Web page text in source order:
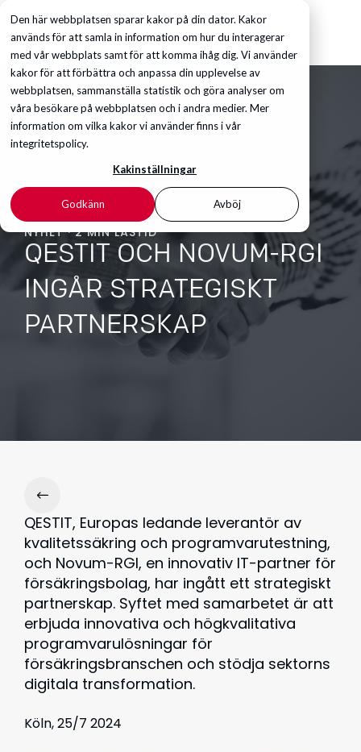
Den här webbplatsen sparar kakor på din dator. Kakor
används för att samla in information om hur du interagerar
med vår webbplats samt för att komma ihåg dig. Vi använder
kakor för att förbättra och anpassa din upplevelse av
webbplatsen, sammanställa statistik och göra analyser om
våra besökare på webbplatsen och i andra medier. Mer
information om vilka kakor vi använder finns i vår
integritetspolicy.
Kakinställningar
Godkänn Avböj
NYHET · 2 MIN LÄSTID
QESTIT OCH NOVUM-RGI
INGÅR STRATEGISKT
PARTNERSKAP
QESTIT, Europas ledande leverantör av
kvalitetssäkring och programvarutestning,
och Novum-RGI, en innovativ IT-partner för
försäkringsbolag, har ingått ett strategiskt
partnerskap. Syftet med samarbetet är att
erbjuda innovativa och högkvalitativa
programvarulösningar för
försäkringsbranschen och stödja sektorns
digitala transformation.
Köln, 25/7 2024